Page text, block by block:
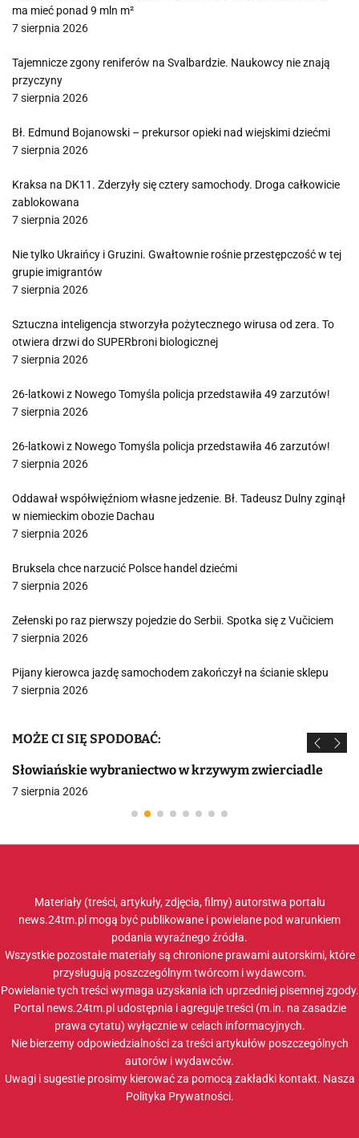
ma mieć ponad 9 mln m²
7 sierpnia 2026
Tajemnicze zgony reniferów na Svalbardzie. Naukowcy nie znają
przyczyny
7 sierpnia 2026
Bł. Edmund Bojanowski – prekursor opieki nad wiejskimi dziećmi
7 sierpnia 2026
Kraksa na DK11. Zderzyły się cztery samochody. Droga całkowicie
zablokowana
7 sierpnia 2026
Nie tylko Ukraińcy i Gruzini. Gwałtownie rośnie przestępczość w tej
grupie imigrantów
7 sierpnia 2026
Sztuczna inteligencja stworzyła pożytecznego wirusa od zera. To
otwiera drzwi do SUPERbroni biologicznej
7 sierpnia 2026
26-latkowi z Nowego Tomyśla policja przedstawiła 49 zarzutów!
7 sierpnia 2026
26-latkowi z Nowego Tomyśla policja przedstawiła 46 zarzutów!
7 sierpnia 2026
Oddawał współwięźniom własne jedzenie. Bł. Tadeusz Dulny zginął
w niemieckim obozie Dachau
7 sierpnia 2026
Bruksela chce narzucić Polsce handel dziećmi
7 sierpnia 2026
Zełenski po raz pierwszy pojedzie do Serbii. Spotka się z Vučiciem
7 sierpnia 2026
Pijany kierowca jazdę samochodem zakończył na ścianie sklepu
7 sierpnia 2026
MOŻE CI SIĘ SPODOBAĆ:
Słowiańskie wybraniectwo w krzywym zwierciadle
7 sierpnia 2026
Materiały (treści, artykuły, zdjęcia, filmy) autorstwa portalu
news.24tm.pl mogą być publikowane i powielane pod warunkiem
podania wyraźnego źródła.
Wszystkie pozostałe materiały są chronione prawami autorskimi, które
przysługują poszczególnym twórcom i wydawcom.
Powielanie tych treści wymaga uzyskania ich uprzedniej pisemnej zgody.
Portal news.24tm.pl udostępnia i agreguje treści (m.in. na zasadzie
prawa cytatu) wyłącznie w celach informacyjnych.
Nie bierzemy odpowiedzialności za treści artykułów poszczególnych
autorów i wydawców.
Uwagi i sugestie prosimy kierować za pomocą zakładki kontakt. Nasza
Polityka Prywatności.